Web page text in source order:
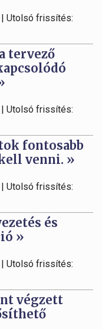
| Utolsó frissítés:
tervező
| Utolsó frissítés:
fontosabb
venni. »
| Utolsó frissítés:
és
»
| Utolsó frissítés:
végzett